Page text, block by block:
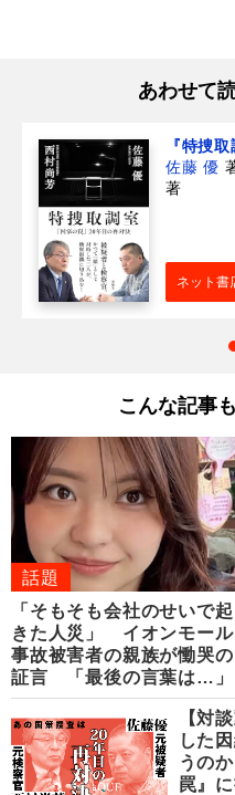
あわせて
『特捜取
佐藤 優
著
ネット書
こんな記事
話題
「そもそも会社のせいで起
きた人災」 イオンモール
事故被害者の親族が慟哭の
証言 「最後の言葉は…」
【対
した
うの
罠』